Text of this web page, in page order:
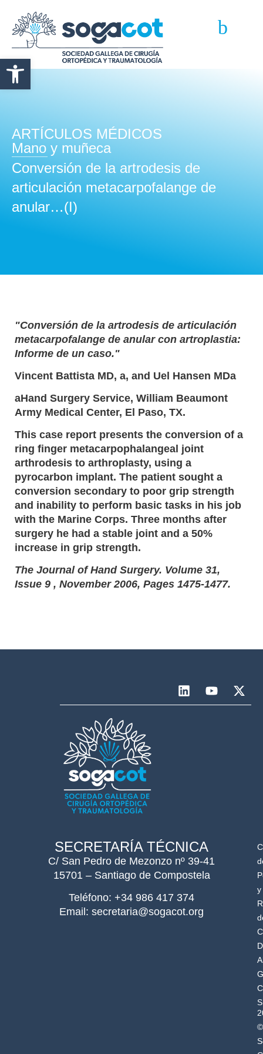
Abrir barra de herramientas
ARTÍCULOS MÉDICOS
Mano y muñeca
Conversión de la artrodesis de
articulación metacarpofalange de
anular…(I)
"Conversión de la artrodesis de articulación
metacarpofalange de anular con artroplastia:
Informe de un caso."
Vincent Battista MD, a, and Uel Hansen MDa
aHand Surgery Service, William Beaumont
Army Medical Center, El Paso, TX.
This case report presents the conversion of a
ring finger metacarpophalangeal joint
arthrodesis to arthroplasty, using a
pyrocarbon implant. The patient sought a
conversion secondary to poor grip strength
and inability to perform basic tasks in his job
with the Marine Corps. Three months after
surgery he had a stable joint and a 50%
increase in grip strength.
The Journal of Hand Surgery. Volume 31,
Issue 9 , November 2006, Pages 1475-1477.
SECRETARÍA TÉCNICA
C/ San Pedro de Mezonzo nº 39-41
15701 – Santiago de Compostela
Teléfono: +34 986 417 374
Email: secretaria@sogacot.org
y
©